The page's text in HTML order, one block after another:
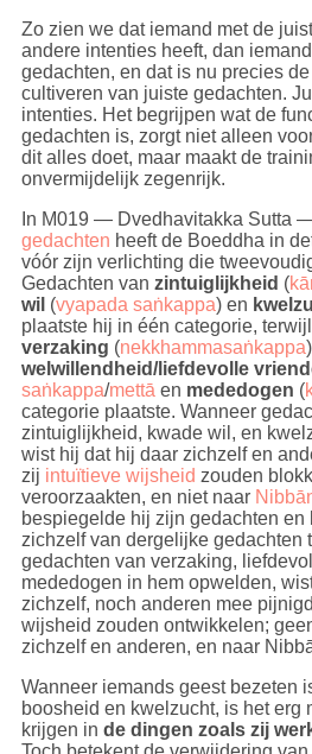
Gedachtenzijn bepalend voor
huisvesten. Vervolgens zijn de
gaan met ons handelen (fysiek,
op hun beurt bepalend voor de
handelen (of we goed of slecht
zijn ook handelingen die '
(avyakata). Intenties zijn gelijk
Het gaat altijd om de
intentie, de keuze achter de
is waarom we het
wat kamma veroorzaakt.
"Wilshandelingen (cetanā),
ik kammanoem (cetanaham
vadami), omdat iemand door
handeling uitvoert met het
met de geest."
De Boeddha vond het erg
begrijpen watkammais. In
kennis (ñāṇa) voor nodig. De
veel (en vaak) gesproken over
gerelateerde zaken omdat het
van te nemen. Want kennis is
bedenk goed dat kennis niet
verstandelijk begrijpen. Het
z'n beperkingen omdat het
beïnvloed wordt door
concepten, ideeën. Dit vormt
stromen van diep
intuïtief inzicht
een idee over hebben, maar
idee is slechts een zaak van
Het hartwordt geraakt.
Zo zien we dat iemand met de
andere intenties heeft, dan
gedachten, en dat is nu precies
cultiveren van juiste gedachten.
intenties. Het begrijpen wat de
gedachten is, zorgt niet alleen
dit alles doet, maar maakt de
onvermijdelijk zegenrijk.
In M019 — Dvedhavitakka Sutta
gedachten heeft de Boeddha in
vóór zijn verlichting die
Gedachten van zintuiglijkheid (
wil (vyapada saṅkappa) en
plaatste hij in één categorie,
verzaking (nekkhammasaṅkappa
welwillendheid/liefdevolle
saṅkappa/mettā en mededogen (
categorie plaatste. Wanneer
zintuiglijkheid, kwade wil, en
wist hij dat hij daar zichzelf en
zij intuïtieve wijsheid zouden
veroorzaakten, en niet naar
bespiegelde hij zijn gedachten en
zichzelf van dergelijke gedachten
gedachten van verzaking,
mededogen in hem opwelden,
zichzelf, noch anderen mee
wijsheid zouden ontwikkelen;
zichzelf en anderen, en naar
Wanneer iemands geest bezeten
boosheid en kwelzucht, is het erg
krijgen in de dingen zoals zij